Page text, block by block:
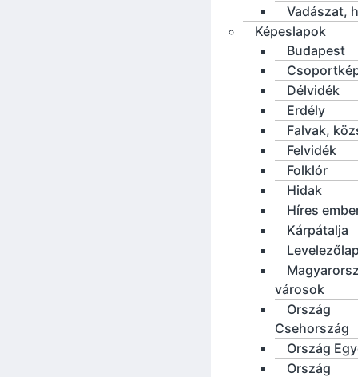
Vadászat,
Képeslapok
Budapest
Délvidék
Erdély
Falvak,
Felvidék
Folklór
Hidak
Híres
Kárpátalja
városok
Ország
Csehország
Ország
Ország